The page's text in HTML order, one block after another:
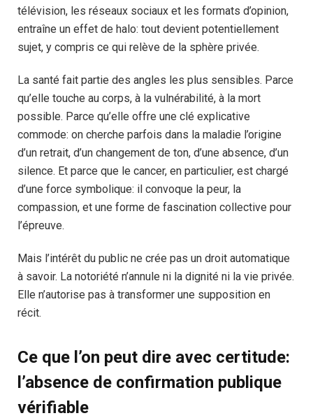
télévision, les réseaux sociaux et les formats d’opinion,
entraîne un effet de halo: tout devient potentiellement
sujet, y compris ce qui relève de la sphère privée.
La santé fait partie des angles les plus sensibles. Parce
qu’elle touche au corps, à la vulnérabilité, à la mort
possible. Parce qu’elle offre une clé explicative
commode: on cherche parfois dans la maladie l’origine
d’un retrait, d’un changement de ton, d’une absence, d’un
silence. Et parce que le cancer, en particulier, est chargé
d’une force symbolique: il convoque la peur, la
compassion, et une forme de fascination collective pour
l’épreuve.
Mais l’intérêt du public ne crée pas un droit automatique
à savoir. La notoriété n’annule ni la dignité ni la vie privée.
Elle n’autorise pas à transformer une supposition en
récit.
Ce que l’on peut dire avec certitude:
l’absence de confirmation publique
vérifiable